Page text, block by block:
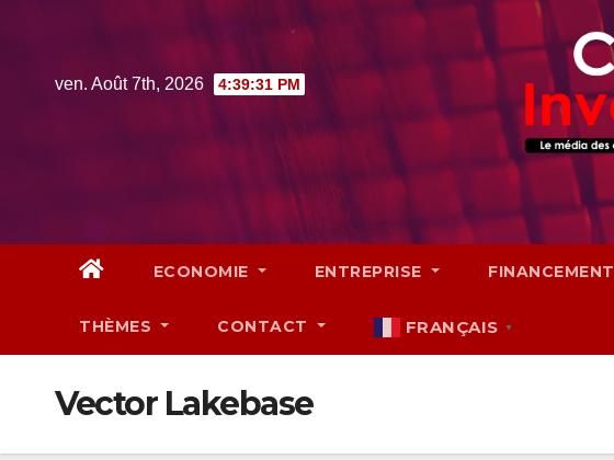
contentven. Août 7th, 2026 4:39:32 PM
ECONOMIE ENTREPRISE FINANCEMENT
THÈMES CONTACT FRANÇAIS ▼
Vector Lakebase